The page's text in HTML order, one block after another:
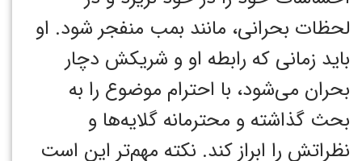
لحظات بحرانی، مانند بمب منفجر شود. او
باید زمانی که رابطه او و شریکش دچار
بحران می‌شود، با احترام موضوع را به
بحث گذاشته و محترمانه گلایه‌ها و
نظراتش را ابراز کند. نکته‌ مهم‌تر این است